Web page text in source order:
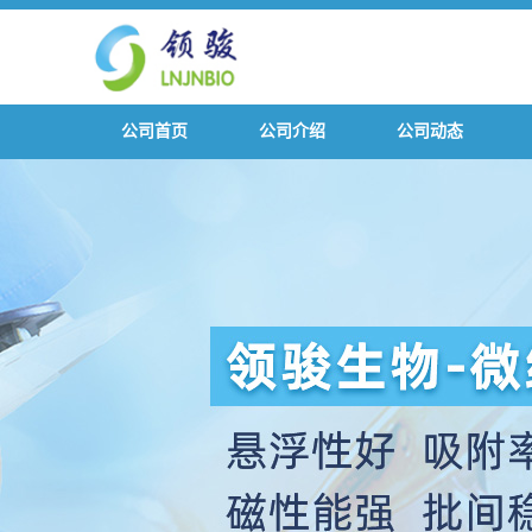
公司首页 公司介绍 公司动态